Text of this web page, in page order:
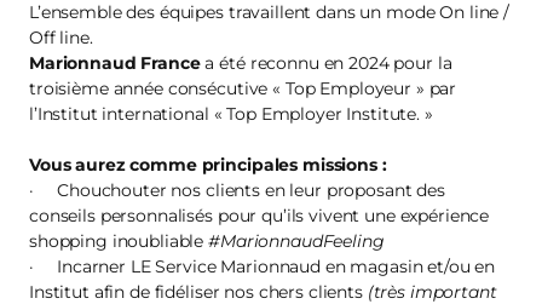
L’ensemble des équipes travaillent dans un mode On line /
Off line.
Marionnaud Francea été reconnu en 2024 pour la
troisième année consécutive « Top Employeur » par
l’Institut international « Top Employer Institute. »
Vous aurez comme principales missions :
· Chouchouter nos clients en leur proposant des
conseils personnalisés pour qu’ils vivent une expérience
shopping inoubliable#MarionnaudFeeling
· Incarner LE Service Marionnaud en magasin et/ou en
Institut afin de fidéliser nos chers clients (très important